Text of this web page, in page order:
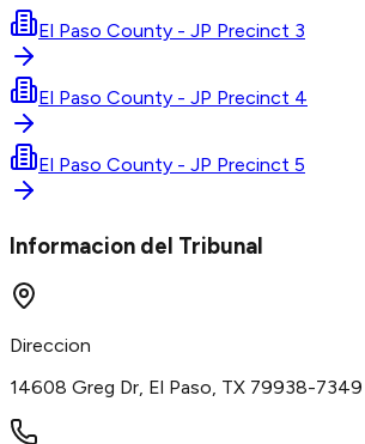
El Paso County - JP Precinct 3
El Paso County - JP Precinct 4
El Paso County - JP Precinct 5
Informacion del Tribunal
Direccion
14608 Greg Dr, El Paso, TX 79938-7349